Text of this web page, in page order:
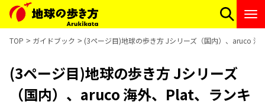
TOP ガイドブック (3ページ目)地球の歩き方 Jシリーズ（国内）、aruco 海
(3ページ目)地球の歩き方 Jシリーズ
（国内）、aruco 海外、Plat、ランキ